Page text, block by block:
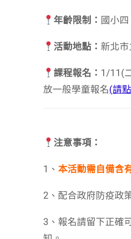
年齡限制： 國小
活動地點：新北
課程報名： 1/11(
放一般學童報名(請
注意事項：
1、 本活動需自備含
2、 配合政府防疫政
3、報名請留下正確